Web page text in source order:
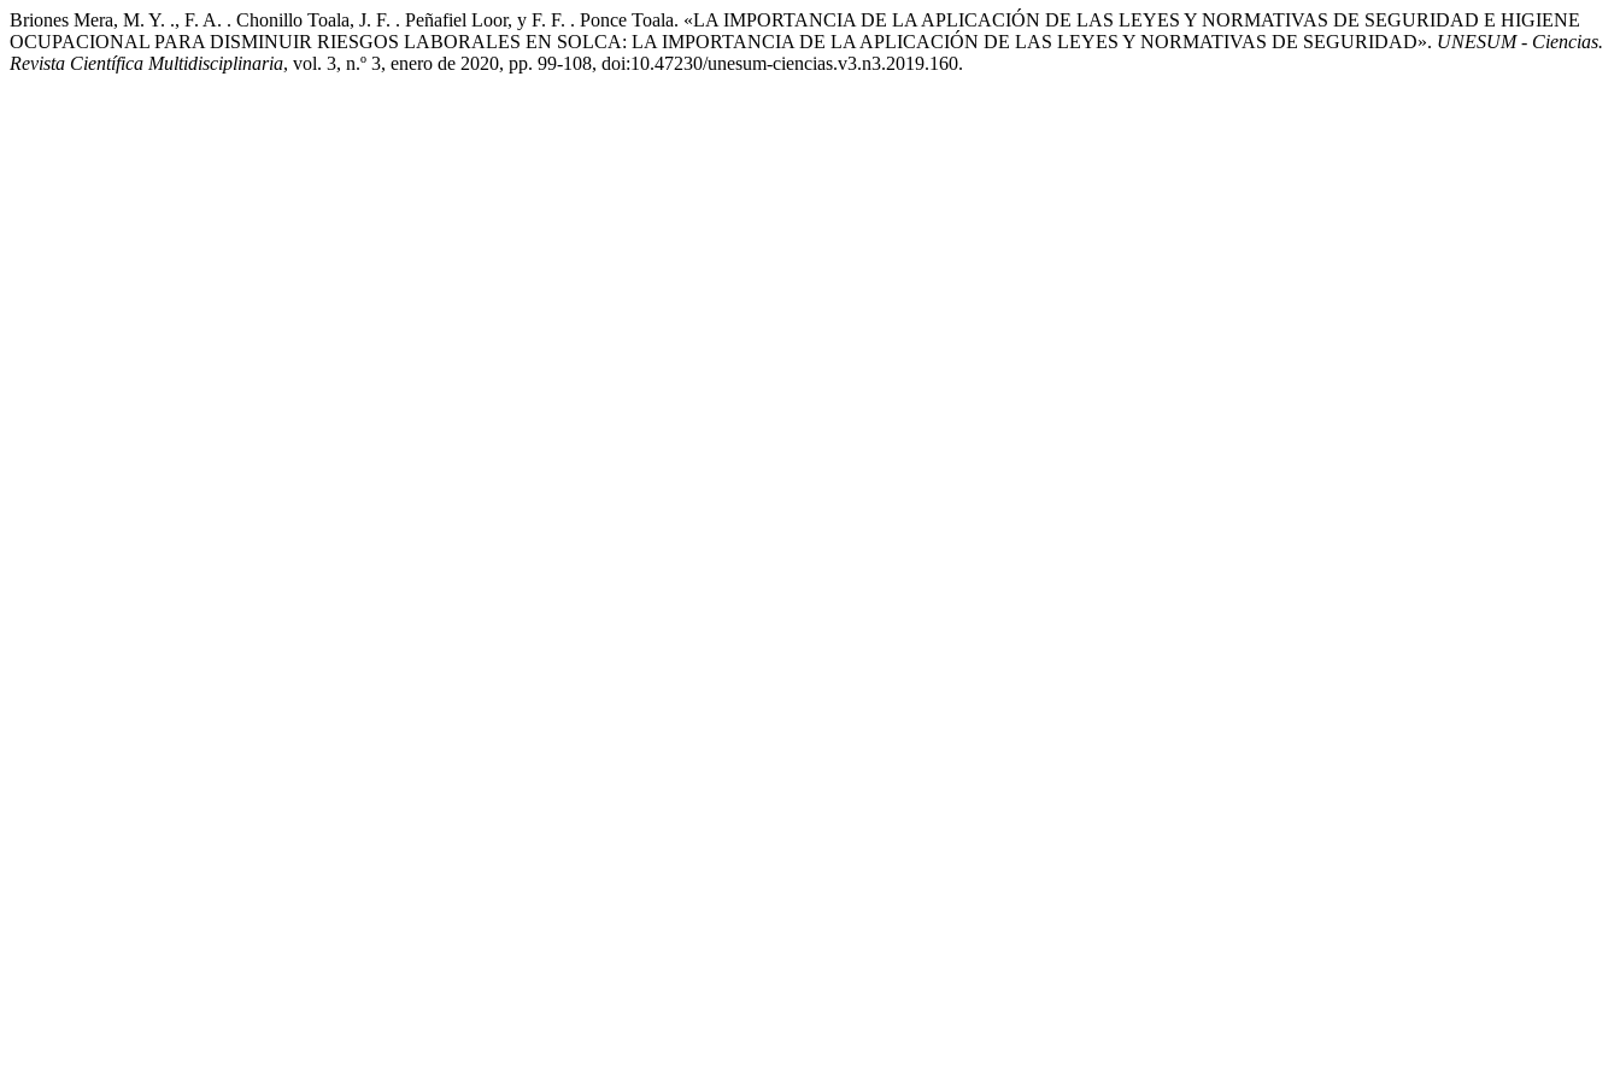
Briones Mera, M. Y. ., F. A. . Chonillo Toala, J. F. . Peñafiel Loor, y F. F. . Ponce Toala. «LA IMPORTANCIA DE LA APLICACIÓN DE LAS LEYES Y NORMATIVAS DE SEGURIDAD E HIGIENE
OCUPACIONAL PARA DISMINUIR RIESGOS LABORALES EN SOLCA: LA IMPORTANCIA DE LA APLICACIÓN DE LAS LEYES Y NORMATIVAS DE SEGURIDAD». UNESUM - Ciencias.
Revista Científica Multidisciplinaria, vol. 3, n.º 3, enero de 2020, pp. 99-108, doi:10.47230/unesum-ciencias.v3.n3.2019.160.